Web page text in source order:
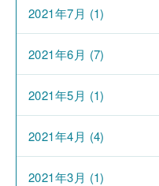
2021年7月 (1)
2021年6月 (7)
2021年5月 (1)
2021年4月 (4)
2021年3月 (1)